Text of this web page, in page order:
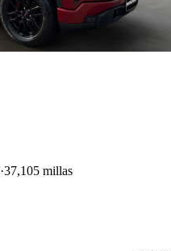
37,105 millas